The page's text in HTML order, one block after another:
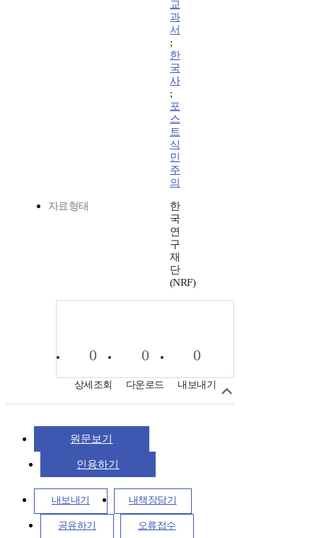
교
과
서
;
한
국
사
;
포
스
트
식
민
주
의
자료형태
한
국
연
구
재
단
(NRF)
0
상세조회
0
다운로드
0
내보내기
원문보기
인용하기
내보내기 내책장담기
공유하기 오류접수